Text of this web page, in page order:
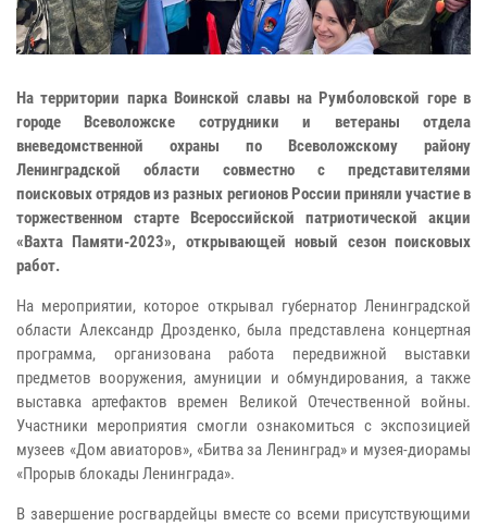
На территории парка Воинской славы на Румболовской горе в
городе Всеволожске сотрудники и ветераны отдела
вневедомственной охраны по Всеволожскому району
Ленинградской области совместно с представителями
поисковых отрядов из разных регионов России приняли участие в
торжественном старте Всероссийской патриотической акции
«Вахта Памяти-2023», открывающей новый сезон поисковых
работ.
На мероприятии, которое открывал губернатор Ленинградской
области Александр Дрозденко, была представлена концертная
программа, организована работа передвижной выставки
предметов вооружения, амуниции и обмундирования, а также
выставка артефактов времен Великой Отечественной войны.
Участники мероприятия смогли ознакомиться с экспозицией
музеев «Дом авиаторов», «Битва за Ленинград» и музея-диорамы
«Прорыв блокады Ленинграда».
В завершение росгвардейцы вместе со всеми присутствующими